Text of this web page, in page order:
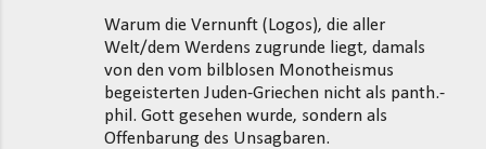
Warum die Vernunft (Logos), die aller
Welt/dem Werdens zugrunde liegt, damals
von den vom bilblosen Monotheismus
begeisterten Juden-Griechen nicht als panth.-
phil. Gott gesehen wurde, sondern als
Offenbarung des Unsagbaren.